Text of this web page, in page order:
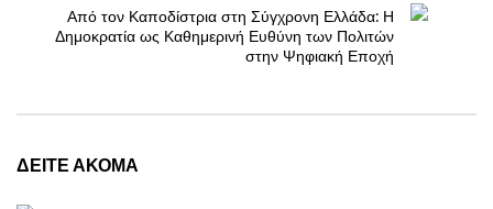
Από τον Καποδίστρια στη Σύγχρονη Ελλάδα: Η
Δημοκρατία ως Καθημερινή Ευθύνη των Πολιτών
στην Ψηφιακή Εποχή
ΔΕΙΤΕ ΑΚΟΜΑ